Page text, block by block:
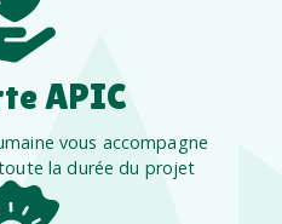
APIC
vous accompagne
la durée du projet